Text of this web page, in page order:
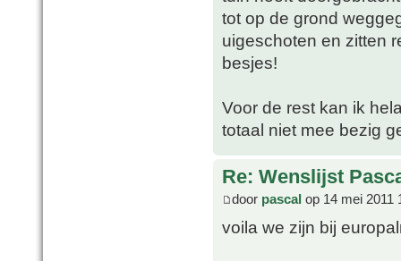
tot op de grond
uigeschoten en zitten
besjes!
Voor de rest kan ik
totaal niet mee bezig
Re: Wenslijst
door pascal op 14 mei 2011
voila we zijn bij